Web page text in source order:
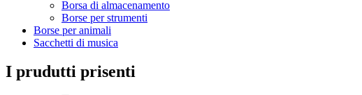
Borsa di almacenamento
Borse per strumenti
Borse per animali
Sacchetti di musica
I prudutti prisenti